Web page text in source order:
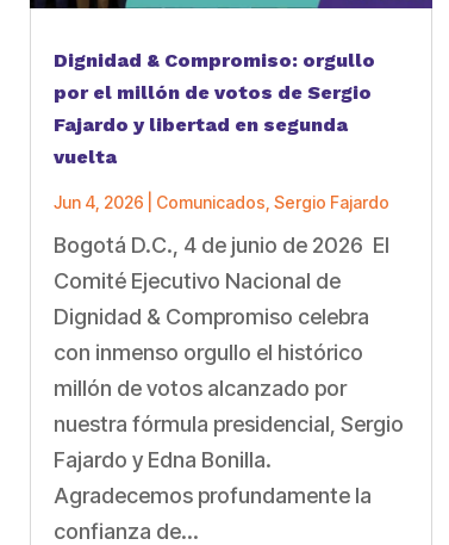
Dignidad & Compromiso: orgullo
por el millón de votos de Sergio
Fajardo y libertad en segunda
vuelta
Jun 4, 2026 Comunicados Sergio Fajardo
Bogotá D.C., 4 de junio de 2026 El
Comité Ejecutivo Nacional de
Dignidad & Compromiso celebra
con inmenso orgullo el histórico
millón de votos alcanzado por
nuestra fórmula presidencial, Sergio
Fajardo y Edna Bonilla.
Agradecemos profundamente la
confianza de...